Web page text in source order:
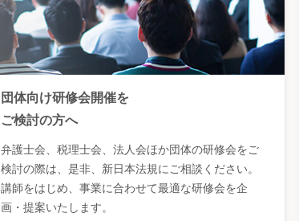
団体向け研修会開催を
ご検討の方へ
弁護士会、税理士会、法人会ほか団体の研修会をご
検討の際は、是非、新日本法規にご相談ください。
講師をはじめ、事業に合わせて最適な研修会を企
画・提案いたします。